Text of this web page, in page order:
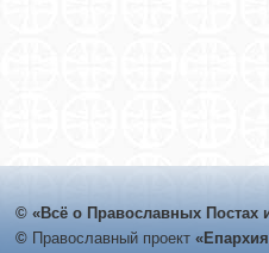
© «Всё о Православных Постах
© Православный проект